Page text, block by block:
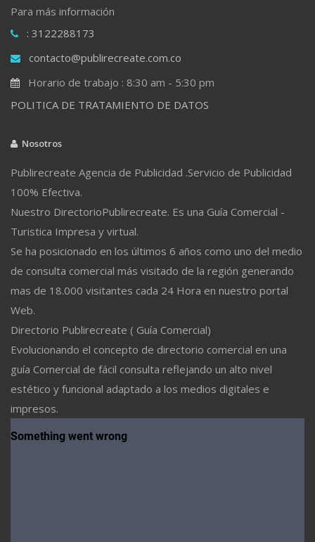
Para más información
: 3122288173
contacto@publirecreate.com.co
Horario de trabajo : 8:30 am - 5:30 pm
POLITICA DE TRATAMIENTO DE DATOS
Nosotros
Publirecreate Agencia de Publicidad .Servicio de Publicidad
100% Efectiva.
Nuestro DirectorioPublirecreate. Es una Guía Comercial -
Turistica Impresa y virtual.
Se ha posicionado en los últimos 6 años como uno del medio
de consulta comercial más visitado de la región generando
mas de 18.000 visitantes cada 24 Hora en nuestro portal
Web.
Directorio Publirecreate ( Guía Comercial)
Evolucionando el concepto de directorio comercial en una
guía Comercial de fácil consulta reflejando un alto nivel
estético y funcional adaptado a los medios digitales e
impresos.